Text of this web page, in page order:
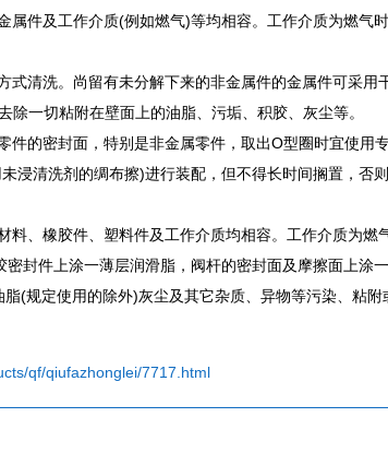
属件及工作介质(例如燃气)等均相容。工作介质为燃气
式清洗。尚留有未分解下来的非金属件的金属件可采用
一切粘附在壁面上的油脂、污垢、积胶、灰尘等。
的密封面，特别是非金属零件，取出O型圈时宜使用专
浸清洗剂的绸布擦)进行装配，但不得长时间搁置，否则
料、橡胶件、塑料件及工作介质均相容。工作介质为燃
封件上涂一薄层润滑脂，阀杆的密封面及摩擦面上涂一
(规定使用的除外)灰尘及其它杂质、异物等污染、粘附
qf/qiufazhonglei/7717.html